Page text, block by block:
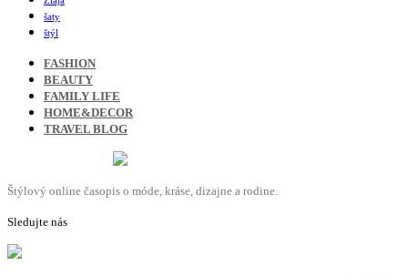
šaty
štýl
FASHION
BEAUTY
FAMILY LIFE
HOME&DECOR
TRAVEL BLOG
Štýlový online časopis o móde, kráse, dizajne a rodine.
Sledujte nás